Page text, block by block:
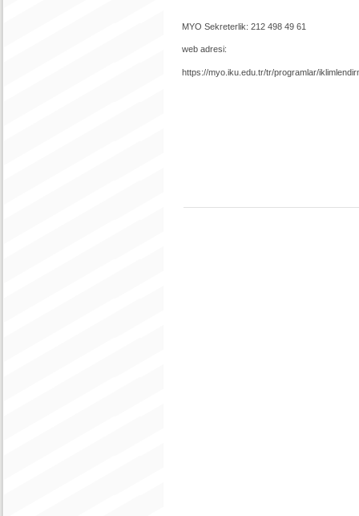
MYO Sekreterlik: 212 498 49 61
web adresi:
https://myo.iku.edu.tr/tr/programlar/